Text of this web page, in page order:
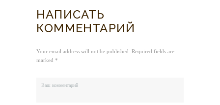
НАПИСАТЬ
КОММЕНТАРИЙ
Your email address will not be published. Required fields are
marked *